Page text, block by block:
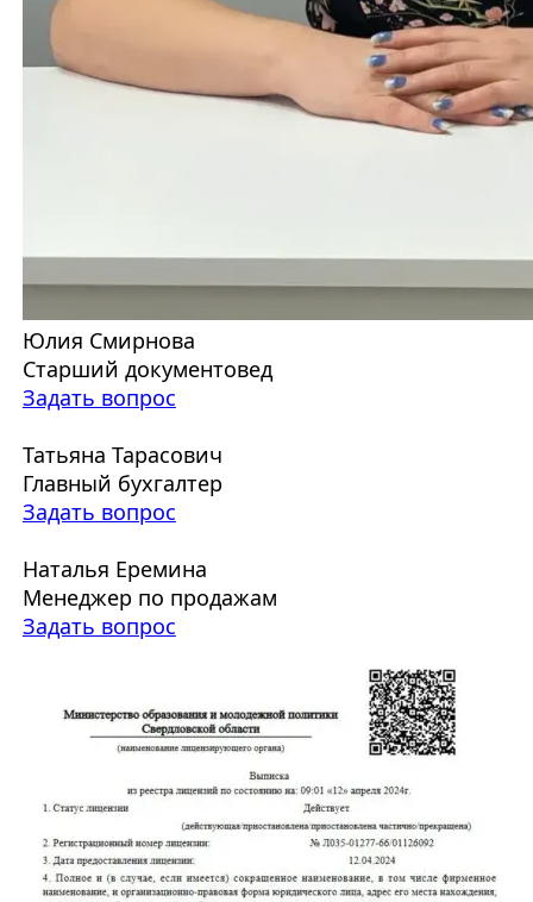
Юлия Смирнова
Старший документовед
Задать вопрос
Татьяна Тарасович
Главный бухгалтер
Задать вопрос
Наталья Еремина
Менеджер по продажам
Задать вопрос